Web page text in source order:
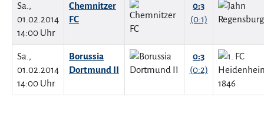
Sa.,
01.02.2014
14:00 Uhr
Chemnitzer
FC
0:3
(0:1)
Sa.,
01.02.2014
14:00 Uhr
Borussia
Dortmund II
0:3
(0:2)